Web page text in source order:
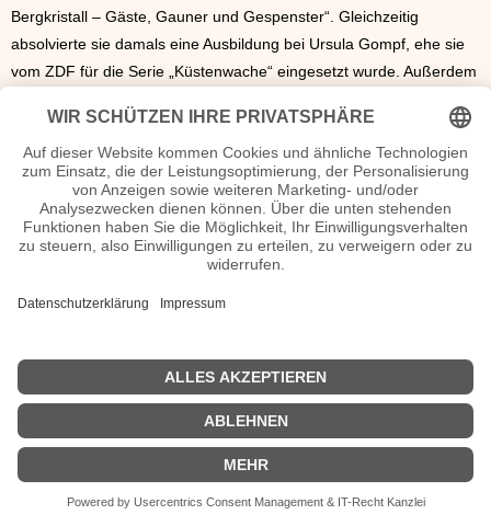
Bergkristall – Gäste, Gauner und Gespenster“. Gleichzeitig
absolvierte sie damals eine Ausbildung bei Ursula Gompf, ehe sie
vom ZDF für die Serie „Küstenwache“ eingesetzt wurde. Außerdem
Jahren von 2005 bis 2016 in 19 verschiedenen Produktionen als
Schauspielerin dabei.
Lara-Isabelle Rentinck Seiten, Kurzbio, Familie, verheiratet, Herkunft
etc.
n.n.v. - Die offizielle Lara-Isabelle Rentinck Homepage / Facebook /
| © 2013–2023 was-war-wann.de. Alle Rechte vorbehalten. |